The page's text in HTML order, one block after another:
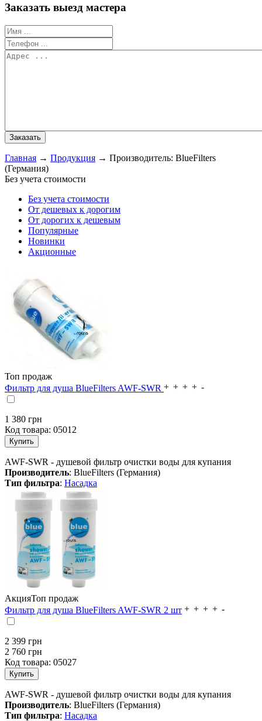
Заказать выезд мастера
Главная → Продукция → Производитель: BlueFilters
(Германия)
Без учета стоимости
Без учета стоимости
От дешевых к дорогим
От дорогих к дешевым
Популярные
Новинки
Акционные
Топ продаж
Фильтр для душа BlueFilters AWF-SWR
1 380 грн
Код товара: 05012
AWF-SWR - душевой фильтр очистки воды для купания
Производитель: BlueFilters (Германия)
Тип фильтра: Насадка
АкцияТоп продаж
Фильтр для душа BlueFilters AWF-SWR 2 шт
2 399 грн
2 760 грн
Код товара: 05027
AWF-SWR - душевой фильтр очистки воды для купания
Производитель: BlueFilters (Германия)
Тип фильтра: Насадка